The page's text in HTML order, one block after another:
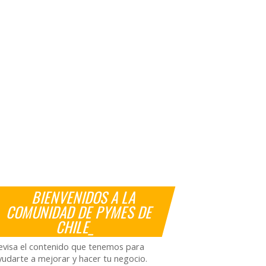
BIENVENIDOS A LA
COMUNIDAD DE PYMES DE
CHILE_
el contenido que tenemos para
a mejorar y hacer tu negocio.